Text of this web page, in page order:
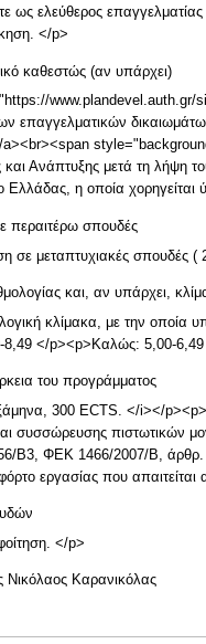
ως ελεύθερος
</p>
καθεστώς (αν υπάρχει)
www.plandevel.auth.gr/
επαγγελματικών
και Ανάπτυξης μετά τη λήψη
Ελλάδας, η οποία
περαιτέρω σπουδές
σε μεταπτυχιακές σπουδές (
και, αν υπάρχει,
κλίμακα, με την οποία
</p><p>Καλώς: 5,00-6,49
του προγράμματος
300 ECTS. </i></
συσσώρευσης πιστωτικών
Β3, ΦΕΚ 1466/2007/Β, άρθρ.
εργασίας που
</p>
Νικόλαος Καρανικόλας